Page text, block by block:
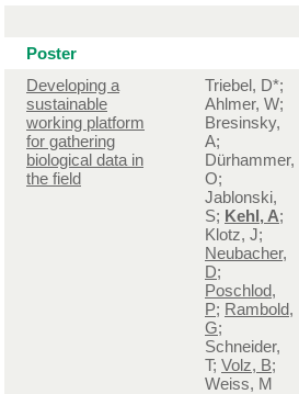
Poster
Developing a
sustainable
working platform
for gathering
biological data in
the field
Triebel, D*;
Ahlmer, W;
Bresinsky,
A;
Dürhammer,
O;
Jablonski,
S; Kehl, A;
Klotz, J;
Neubacher,
D;
Poschlod,
P; Rambold,
G;
Schneider,
T; Volz, B;
Weiss, M